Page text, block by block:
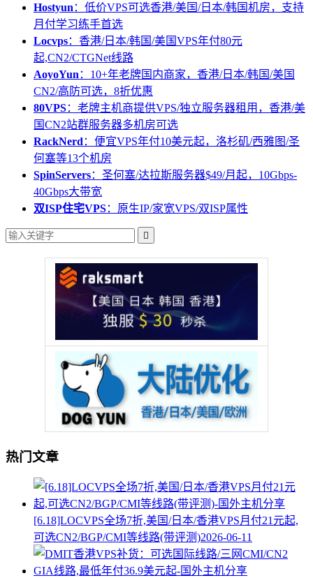
Hostyun ：低价VPS可选香港/美国/日本/韩国机房，支持
月付学习练手首选
Locvps：香港/日本/韩国/美国VPS年付80元
起,CN2/CTGNet线路
AoyoYun ：10+年老牌国内商家，香港/日本/韩国/美国
CN2/高防可选，8折优惠
80VPS：老牌主机商提供VPS/独立服务器租用，香港/美
国CN2站群服务器多机房可选
RackNerd ：便宜VPS年付10美元起，洛杉矶/西雅图/圣
何塞等13个机房
SpinServers：圣何塞/达拉斯服务器$49/月起，10Gbps-
40Gbps大带宽
双ISP住宅VPS：原生IP/家宽VPS/双ISP属性

热门文章
[6.18]LOCVPS全场7折,美国/日本/香港VPS月付21元起,
可选CN2/BGP/CMI等线路(带评测)2026-06-11